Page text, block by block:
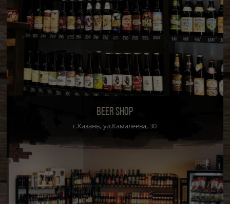
BEER SHOP
г.Казань, ул.Камалеева, 30